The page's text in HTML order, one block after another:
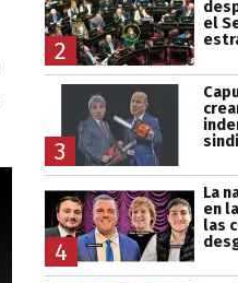
2
el
3
4
La
en
las